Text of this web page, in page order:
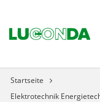
Startseite
Elektrotechnik